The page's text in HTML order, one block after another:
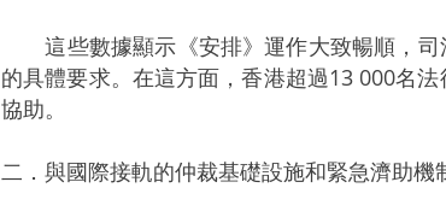
這些數據顯示《安排》運作大致暢順，司
的具體要求。在這方面，香港超過13 000名
協助。
二．與國際接軌的仲裁基礎設施和緊急濟助機